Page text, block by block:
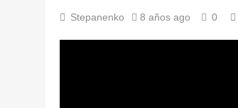
Stepanenko 8 años ago 0